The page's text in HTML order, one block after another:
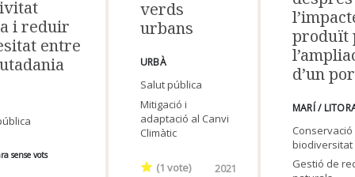
i reduir
entre
sense vots
verds
urbans
URBÀ
Salut pública
Mitigació i
adaptació al Canvi
Climàtic
(1 vote) 2021
produït
d’un
MARÍ /
biodiversitat
Gestió de